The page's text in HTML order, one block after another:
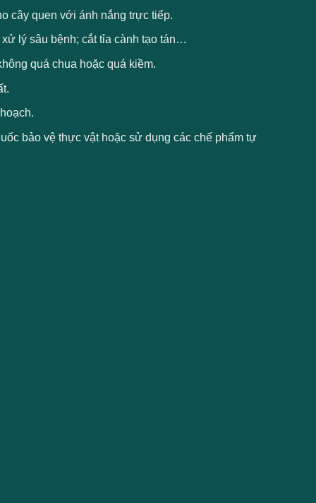
cây quen với ánh nắng trực tiếp.
lý sâu bệnh; cắt tỉa cành tạo tán…
quá chua hoặc quá kiềm.
bảo vệ thực vật hoặc sử dụng các chế phẩm tự